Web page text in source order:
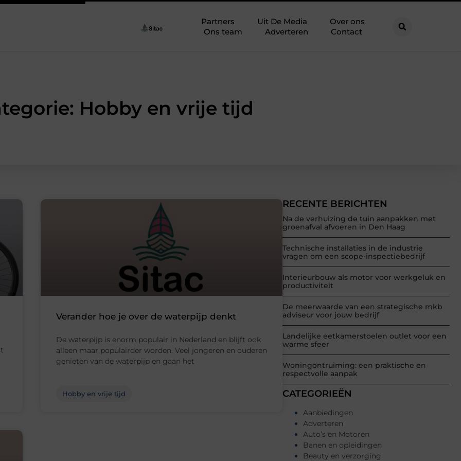
Partners Uit De Media
Over ons
Ons team
Adverteren Contact
Hobby en vrije tijd
RECENTE BERICHTEN
Na de verhuizing de tuin aanpakken met
groenafval afvoeren in Den Haag
Technische installaties in de industrie
vragen om een scope-inspectiebedrijf
Interieurbouw als motor voor werkgeluk en
productiviteit
De meerwaarde van een strategische mkb
adviseur voor jouw bedrijf
Landelijke eetkamerstoelen outlet voor een
warme sfeer
Woningontruiming: een praktische en
respectvolle aanpak
CATEGORIEËN
Aanbiedingen
Adverteren
Auto’s en Motoren
Banen en opleidingen
Beauty en verzorging
Verander hoe je over de waterpijp denkt
De waterpijp is enorm populair in Nederland en blijft ook
alleen maar populairder worden. Veel jongeren en ouderen
genieten van de waterpijp en gaan het
Hobby en vrije tijd